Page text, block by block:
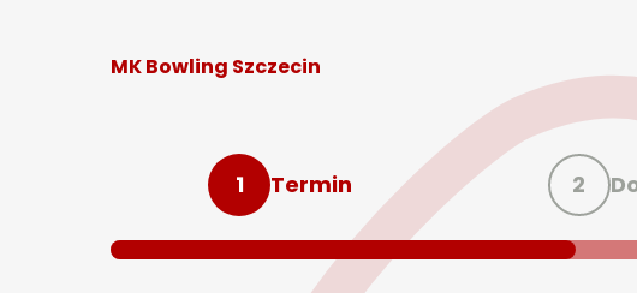
MK Bowling Szczecin
1 Termin 2